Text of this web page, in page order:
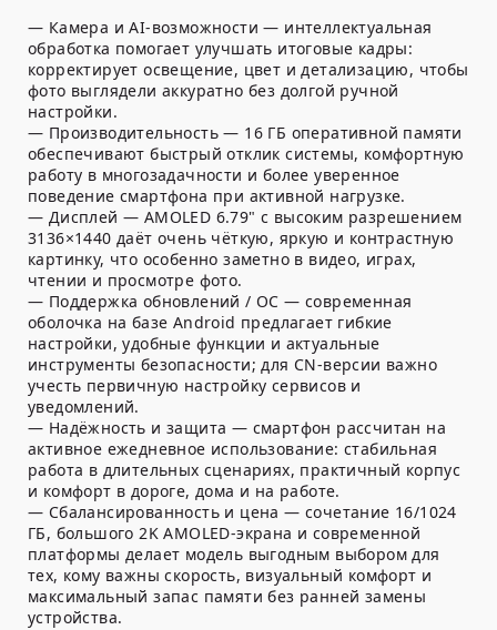
— Камера и AI-возможности — интеллектуальная
обработка помогает улучшать итоговые кадры:
корректирует освещение, цвет и детализацию, чтобы
фото выглядели аккуратно без долгой ручной
настройки.
— Производительность — 16 ГБ оперативной памяти
обеспечивают быстрый отклик системы, комфортную
работу в многозадачности и более уверенное
поведение смартфона при активной нагрузке.
— Дисплей — AMOLED 6.79" с высоким разрешением
3136×1440 даёт очень чёткую, яркую и контрастную
картинку, что особенно заметно в видео, играх,
чтении и просмотре фото.
— Поддержка обновлений / ОС — современная
оболочка на базе Android предлагает гибкие
настройки, удобные функции и актуальные
инструменты безопасности; для CN-версии важно
учесть первичную настройку сервисов и
уведомлений.
— Надёжность и защита — смартфон рассчитан на
активное ежедневное использование: стабильная
работа в длительных сценариях, практичный корпус
и комфорт в дороге, дома и на работе.
— Сбалансированность и цена — сочетание 16/1024
ГБ, большого 2K AMOLED-экрана и современной
платформы делает модель выгодным выбором для
тех, кому важны скорость, визуальный комфорт и
максимальный запас памяти без ранней замены
устройства.